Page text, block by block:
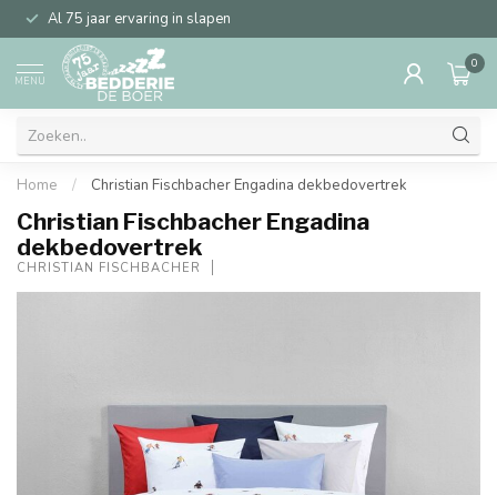
Al 75 jaar ervaring in slapen
MENU
0
Home / Christian Fischbacher Engadina dekbedovertrek
Christian Fischbacher Engadina
dekbedovertrek
CHRISTIAN FISCHBACHER